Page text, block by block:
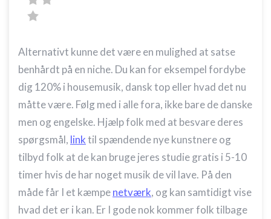
Alternativt kunne det være en mulighed at satse
benhårdt på en niche. Du kan for eksempel fordybe
dig 120% i housemusik, dansk top eller hvad det nu
måtte være. Følg med i alle fora, ikke bare de danske
men og engelske. Hjælp folk med at besvare deres
spørgsmål, linktil spændende nye kunstnere og
tilbyd folk at de kan bruge jeres studie gratis i 5-10
timer hvis de har noget musik de vil lave. På den
måde får I et kæmpenetværk, og kan samtidigt vise
hvad det er i kan. Er I gode nok kommer folk tilbage